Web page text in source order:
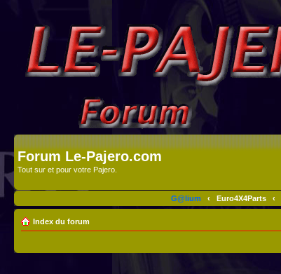
Forum Le-Pajero.com
Tout sur et pour votre Pajero.
G@lium ‹ Euro4X4Parts ‹
Index du forum